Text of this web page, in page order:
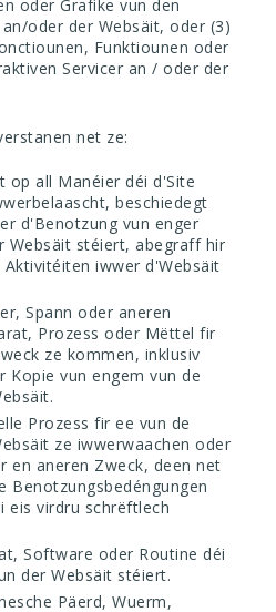
oder Grafike vun den
oder der Websäit, oder (3)
Funktiounen oder
Servicer an / oder der
net ze:
op all Manéier déi d'Site
beschiedegt
d'Benotzung vun enger
Websäit stéiert, abegraff hir
iwwer d'Websäit
Spann oder aneren
Prozess oder Mëttel fir
ze kommen, inklusiv
Kopie vun engem vun de
Prozess fir ee vun de
ze iwwerwaachen oder
en aneren Zweck, deen net
Benotzungsbedéngungen
eis virdru schrëftlech
Software oder Routine déi
der Websäit stéiert.
Päerd, Wuerm,